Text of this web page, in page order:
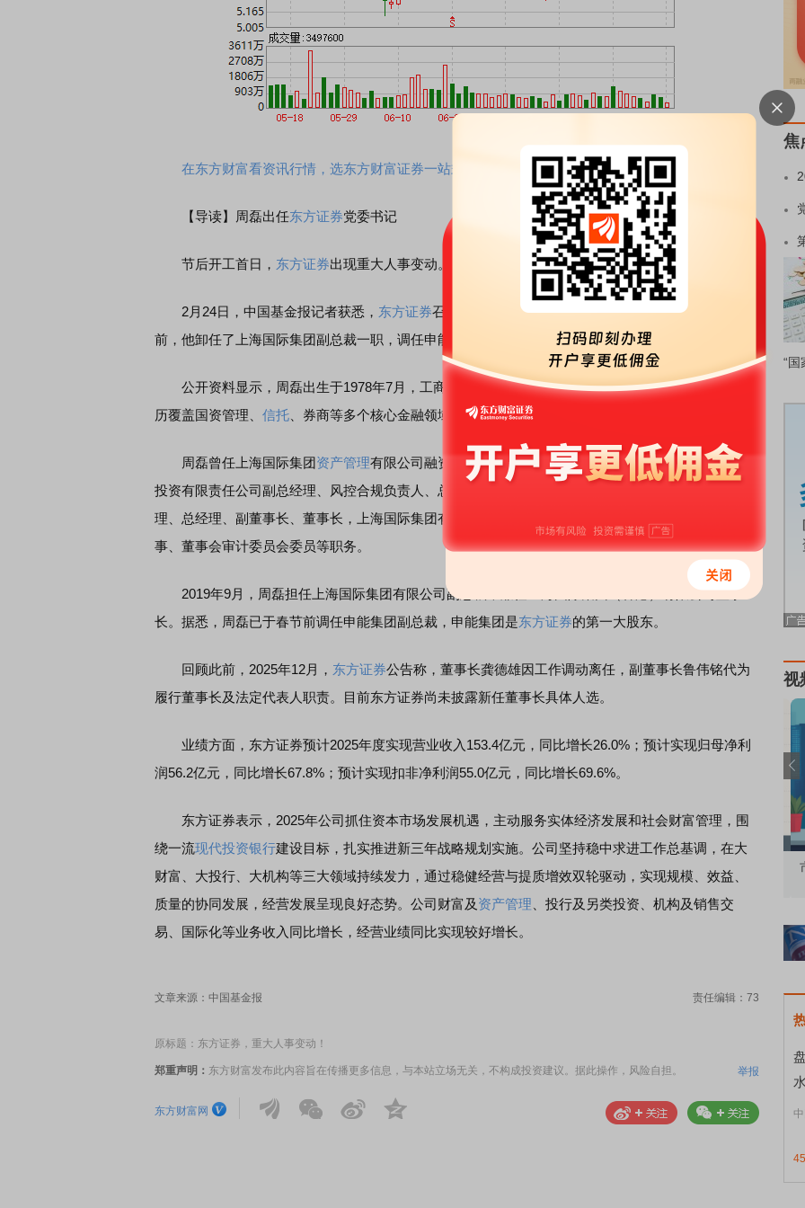
在东方财富看资讯行情，选东方财富证券一站式开户交易>>
【导读】周磊出任东方证券党委书记
节后开工首日， 东方证券出现重大人事变动。
2月24日，中国基金报记者获悉， 东方证券召开内部大会，宣布周磊出任东方证券党委书记。此
前，他卸任了上海国际集团副总裁一职，调任申能集团副总裁。
公开资料显示，周磊出生于1978年7月，工商管理硕士学位。他深耕上海国资金融领域超20年，履
历覆盖国资管理、 信托 、券商等多个核心金融领域，兼具综合管理与专业运营能力。
周磊曾任上海国际集团资产管理有限公司融资安排总部总经理、项目开发副总监，上海爱建信托
投资有限责任公司副总经理、风控合规负责人、总经理、董事，上海国有资产经营有限公司副总经
理、总经理、副董事长、董事长，上海国际集团有限公司投资总监，国泰君安证券股份有限公司董
事、董事会审计委员会委员等职务。
2019年9月，周磊担任上海国际集团有限公司副总裁，兼任上海国际集团（香港）有限公司董事
长。据悉，周磊已于春节前调任申能集团副总裁，申能集团是东方证券的第一大股东。
回顾此前，2025年12月， 东方证券公告称，董事长龚德雄因工作调动离任，副董事长鲁伟铭代为
履行董事长及法定代表人职责。目前东方证券尚未披露新任董事长具体人选。
业绩方面，东方证券预计2025年度实现营业收入153.4亿元，同比增长26.0%；预计实现归母净利
润56.2亿元，同比增长67.8%；预计实现扣非净利润55.0亿元，同比增长69.6%。
东方证券表示，2025年公司抓住资本市场发展机遇，主动服务实体经济发展和社会财富管理，围
绕一流现代投资银行建设目标，扎实推进新三年战略规划实施。公司坚持稳中求进工作总基调，在大
财富、大投行、大机构等三大领域持续发力，通过稳健经营与提质增效双轮驱动，实现规模、效益、
质量的协同发展，经营发展呈现良好态势。公司财富及 资产管理 、投行及另类投资、机构及销售交
易、国际化等业务收入同比增长，经营业绩同比实现较好增长。
文章来源：中国基金报 责任编辑：73
原标题：东方证券，重大人事变动！
郑重声明： 东方财富发布此内容旨在传播更多信息，与本站立场无关，不构成投资建议。据此操作，风险自担。 举报
东方财富网
焦
“国
视
连线｜东方财富证券陈果：A股再平衡的
债券知识通识：从基础认知到特色品种 了解北交所知识 做理性投资者